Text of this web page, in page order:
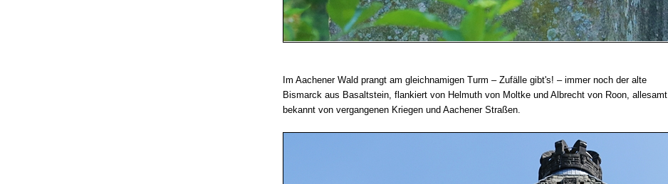
Im Aachener Wald prangt am gleichnamigen Turm – Zufälle gibt's! – immer noch der alte
Bismarck aus Basaltstein, flankiert von Helmuth von Moltke und Albrecht von Roon, allesamt
bekannt von vergangenen Kriegen und Aachener Straßen.